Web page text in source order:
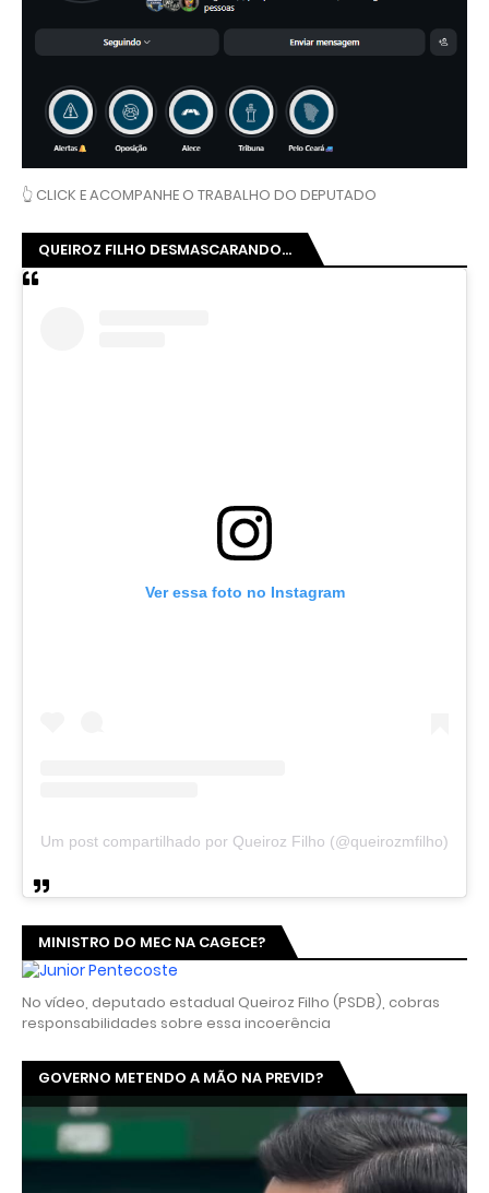
👆 CLICK E ACOMPANHE O TRABALHO DO DEPUTADO
QUEIROZ FILHO DESMASCARANDO...
Ver essa foto no Instagram
Um post compartilhado por Queiroz Filho (@queirozmfilho)
MINISTRO DO MEC NA CAGECE?
No vídeo, deputado estadual Queiroz Filho (PSDB), cobras
responsabilidades sobre essa incoerência
GOVERNO METENDO A MÃO NA PREVID?